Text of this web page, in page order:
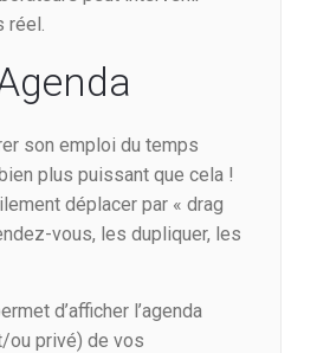
réel.
son emploi du temps
plus puissant que cela !
déplacer par « drag
vous, les dupliquer, les
d’afficher l’agenda
privé) de vos